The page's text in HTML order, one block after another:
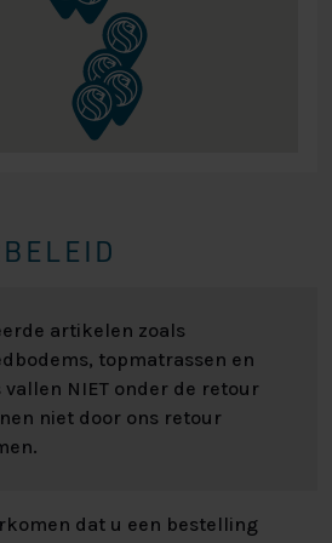
u kiezen uit 2 stofsoorten, dit
stoffen. U heeft de keuze
genaamd: Inari of u kunt
afneembare stof genaamd:
zetten wij er als keuze in.
boxspring vindt u
Slaapcentrum. Wilt u ons
ogen komen bekijken, heeft u
advies of heeft u andere
artikelen zoals
topmatrassen en
NIET onder de retour
niet door ons retour
dat u een bestelling